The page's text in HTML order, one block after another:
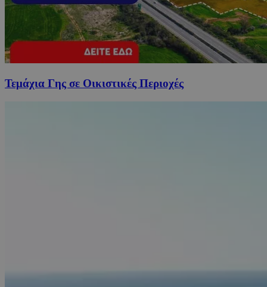
Τεμάχια Γης σε Οικιστικές Περιοχές